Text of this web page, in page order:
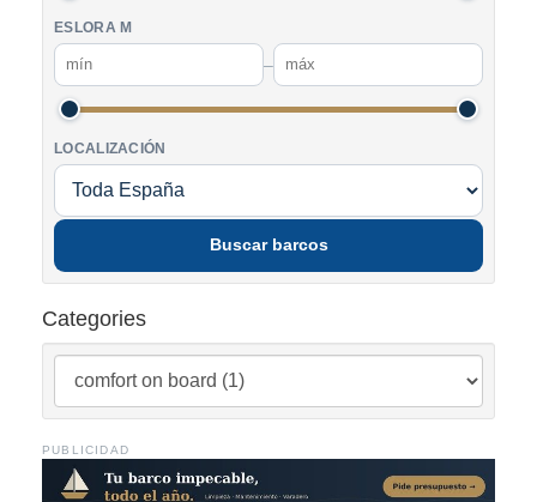
ESLORA M
–
LOCALIZACIÓN
Buscar barcos
Categories
PUBLICIDAD